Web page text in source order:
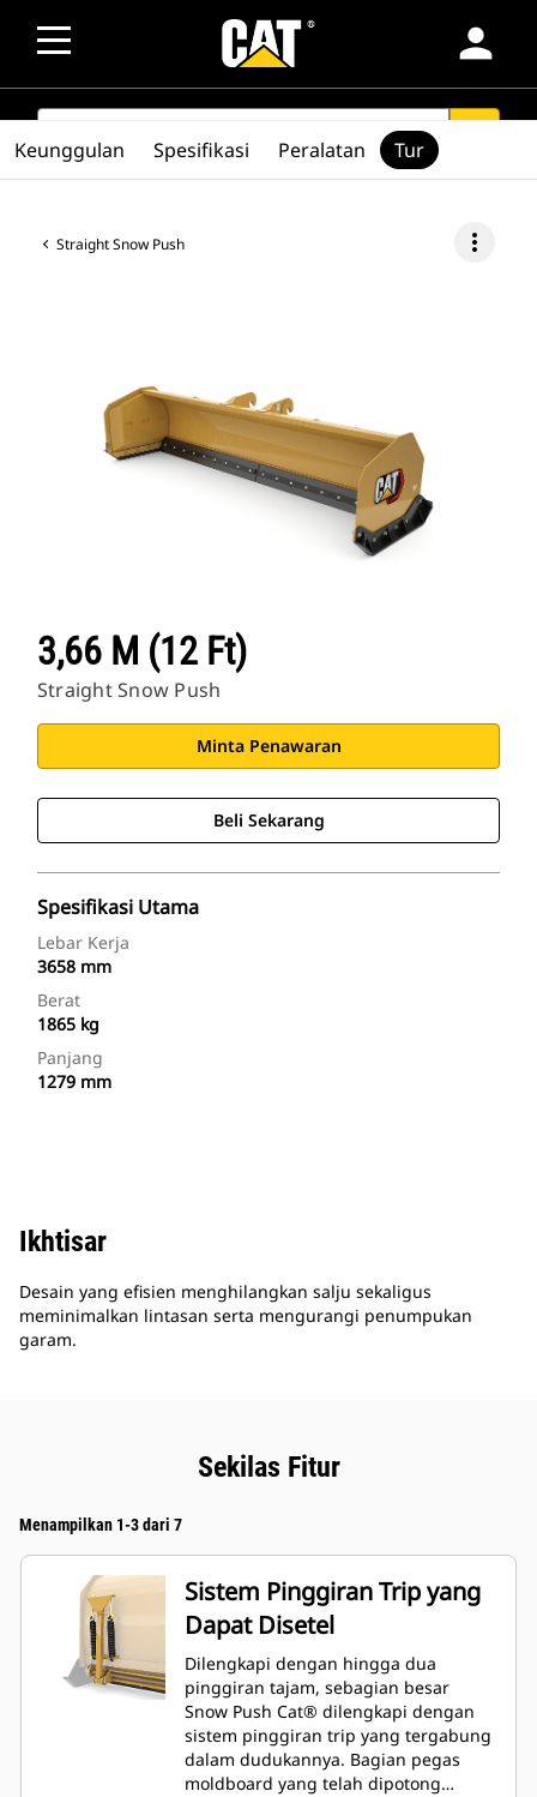
person
SEARCH
Straight Snow Push more_vert
3,66 M (12 Ft)
Straight Snow Push
Minta Penawaran
Beli Sekarang
Spesifikasi Utama
Lebar Kerja
3658 mm
Berat
1865 kg
Panjang
1279 mm
Keunggulan Spesifikasi Peralatan Tur
Ikhtisar
Desain yang efisien menghilangkan salju sekaligus
meminimalkan lintasan serta mengurangi penumpukan
garam.
Sekilas Fitur
Menampilkan 1-3 dari 7
Sistem Pinggiran Trip yang
Dapat Disetel
Dilengkapi dengan hingga dua
pinggiran tajam, sebagian besar
Snow Push Cat® dilengkapi dengan
sistem pinggiran trip yang tergabung
dalam dudukannya. Bagian pegas
moldboard yang telah dipotong